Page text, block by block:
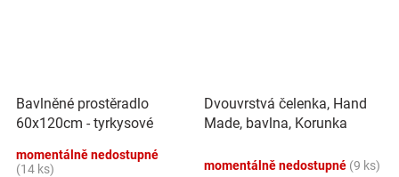
Bavlněné prostěradlo
60x120cm - tyrkysové
momentálně nedostupné
(14 ks)
Dvouvrstvá čelenka, Hand
Made, bavlna, Korunka
momentálně nedostupné (9 ks)